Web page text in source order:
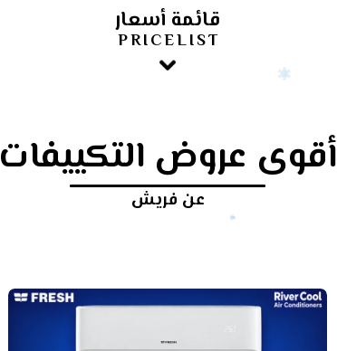
قائمة أسعار
PRICELIST
أقوى عروض التكييفات
عن فريش